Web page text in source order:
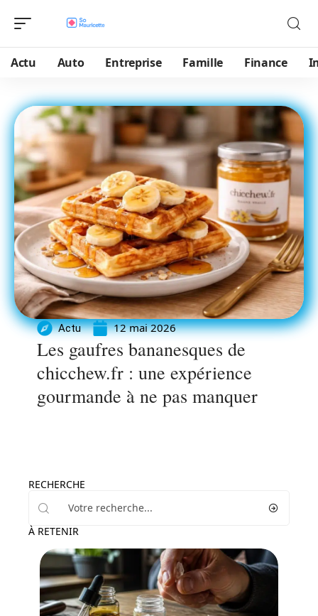
Actu Auto Entreprise Famille Finance
Actu 12 mai 2026
Les gaufres bananesques de
chicchew.fr : une expérience
gourmande à ne pas manquer
RECHERCHE
À RETENIR